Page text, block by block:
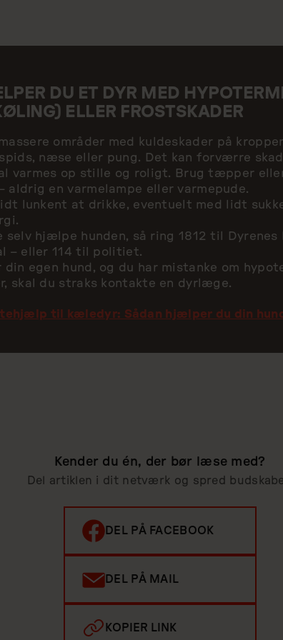
DU ET DYR MED HYPOTERMI
ELLER FROSTSKADER
områder med kuldeskader på
næse eller pung. Det kan forværre
varmes op stille og roligt. Brug tæpper
aldrig en varmelampe eller varmepude.
lunkent at drikke, eventuelt med lidt
selv hjælpe hunden, så ring 1812 til Dyrenes
– eller 114 til politiet.
din egen hund, og du har mistanke om
skal du straks kontakte en dyrlæge.
til kæledyr: Sådan hjælper du din
Kender du én, der bør læse med?
Del artiklen i dit netværk og spred
DEL PÅ FACEBOOK
DEL PÅ MAIL
KOPIER LINK